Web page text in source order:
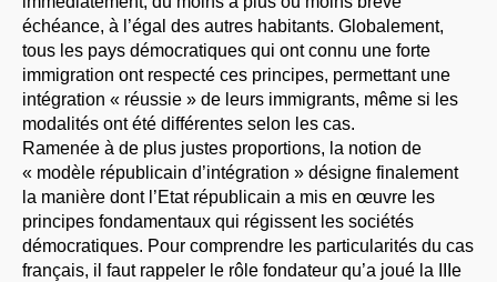
échéance, à l’égal des autres habitants. Globalement,
tous les pays démocratiques qui ont connu une forte
immigration ont respecté ces principes, permettant une
intégration « réussie » de leurs immigrants, même si les
modalités ont été différentes selon les cas.
Ramenée à de plus justes proportions, la notion de
« modèle républicain d’intégration » désigne finalement
la manière dont l’Etat républicain a mis en œuvre les
principes fondamentaux qui régissent les sociétés
démocratiques. Pour comprendre les particularités du cas
français, il faut rappeler le rôle fondateur qu’a joué la IIIe